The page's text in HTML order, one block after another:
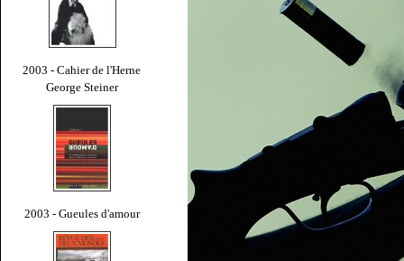
2003 - Cahier de l'Herne
George Steiner
2003 - Gueules d'amour